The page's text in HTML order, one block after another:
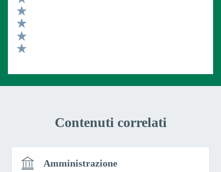
Valuta 5 stelle su 5
Valuta 4 stelle su 5
Valuta 3 stelle su 5
Valuta 2 stelle su 5
Contenuti correlati
Amministrazione